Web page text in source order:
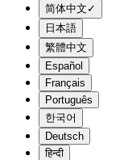
简体中文 ✓
日本語
繁體中文
Español
Français
Português
한국어
Deutsch
हिन्दी